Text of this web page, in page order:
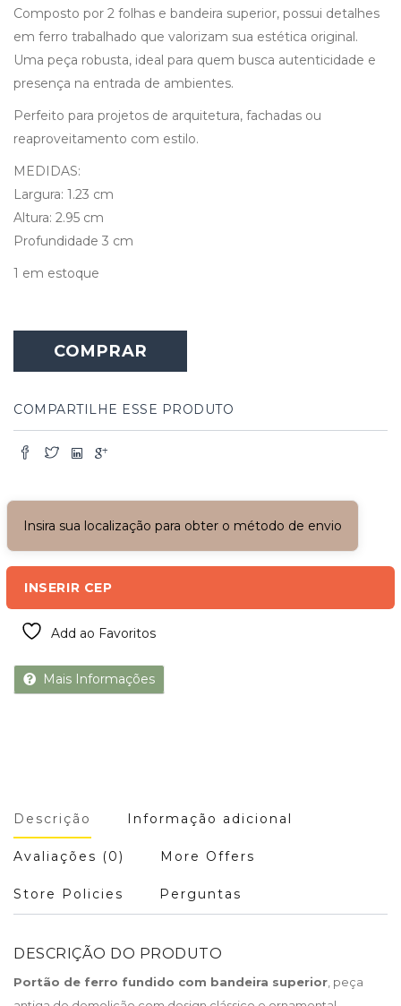
Composto por 2 folhas e bandeira superior, possui detalhes
em ferro trabalhado que valorizam sua estética original.
Uma peça robusta, ideal para quem busca autenticidade e
presença na entrada de ambientes.
Perfeito para projetos de arquitetura, fachadas ou
reaproveitamento com estilo.
MEDIDAS:
Largura: 1.23 cm
Altura: 2.95 cm
Profundidade 3 cm
1 em estoque
com
Superior
quantidade
COMPRAR
COMPARTILHE ESSE PRODUTO
Insira sua localização para obter o método de envio
INSERIR CEP
Add ao Favoritos
Mais Informações
Descrição Informação adicional
Avaliações (0) More Offers
Store Policies Perguntas
DESCRIÇÃO DO PRODUTO
Portão de ferro fundido com bandeira superior , peça